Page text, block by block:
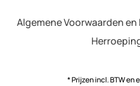
Algemene Voorwaarden
* Prijzen incl. BTW en